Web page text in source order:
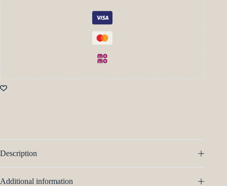
Description
Additional information